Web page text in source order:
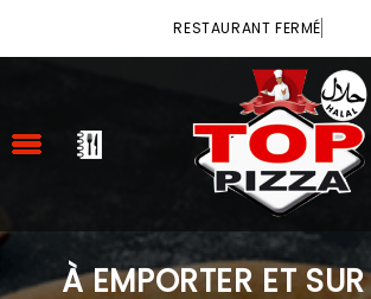
RESTAURANT FERMÉ
ACCUEIL
À EMPORTER ET